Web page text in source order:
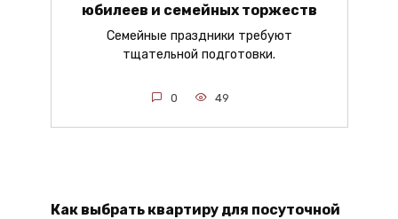
юбилеев и семейных торжеств
Семейные праздники требуют
тщательной подготовки.
0 49
Как выбрать квартиру для посуточной